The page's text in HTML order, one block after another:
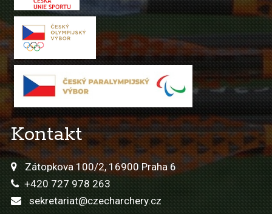
Kontakt
Zátopkova 100/2, 16900 Praha 6
+420 727 978 263
sekretariat@czecharchery.cz